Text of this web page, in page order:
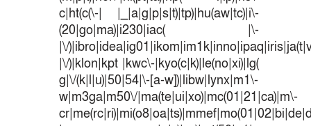
c|ht(c(\-| |_|a|g|p|s|t)|tp)|hu(aw|tc)|i\-
(20|go|ma)|i230|iac( |\-
|\/
|\/)|klon|kpt |kwc\-|kyo(c|k)|le(no|xi)|lg(
g|\/(k|l|u)|50|54|\-[a-w])|libw|lynx|m1\-
w|m3ga|m50\/|ma(te|ui|xo)|mc(01|21|ca)|m\-